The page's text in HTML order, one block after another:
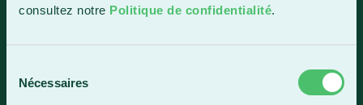
consultez notre Politique de confidentialité.
Nécessaires
Lundi-vendredi : 7 h 30 à 15 h 30